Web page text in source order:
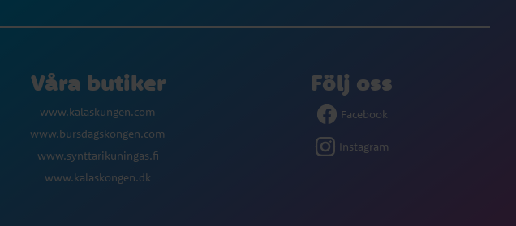
Våra butiker
www.kalaskungen.com
www.bursdagskongen.com
www.synttarikuningas.fi
www.kalaskongen.dk
Följ oss
Facebook
Instagram